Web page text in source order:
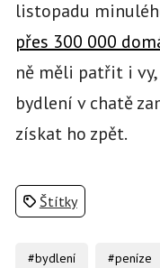
listopadu
přes 300 000
ně měli patřit i
bydlení v chatě
získat ho zpět.
Štítky
#bydlení #peníze